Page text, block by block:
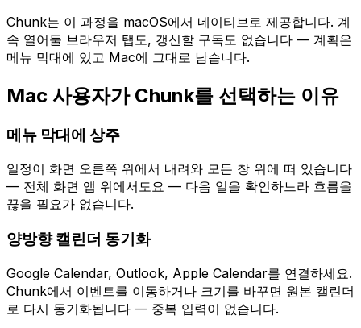
Chunk는 이 과정을 macOS에서 네이티브로 제공합니다. 계
속 열어둘 브라우저 탭도, 갱신할 구독도 없습니다 — 계획은
메뉴 막대에 있고 Mac에 그대로 남습니다.
Mac 사용자가 Chunk를 선택하는 이유
메뉴 막대에 상주
일정이 화면 오른쪽 위에서 내려와 모든 창 위에 떠 있습니다
— 전체 화면 앱 위에서도요 — 다음 일을 확인하느라 흐름을
끊을 필요가 없습니다.
양방향 캘린더 동기화
Google Calendar, Outlook, Apple Calendar를 연결하세요.
Chunk에서 이벤트를 이동하거나 크기를 바꾸면 원본 캘린더
로 다시 동기화됩니다 — 중복 입력이 없습니다.